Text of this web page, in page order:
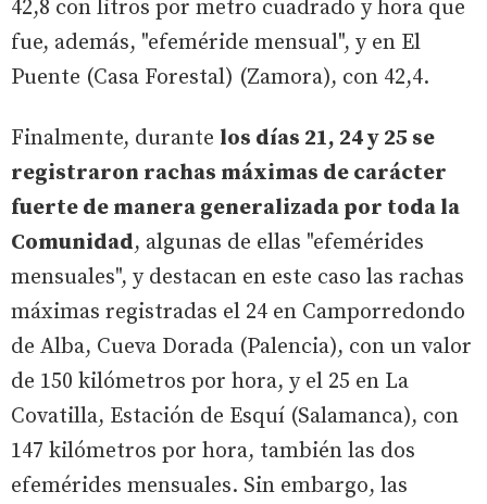
42,8 con litros por metro cuadrado y hora que
fue, además, "efeméride mensual", y en El
Puente (Casa Forestal) (Zamora), con 42,4.
Finalmente, durante los días 21, 24 y 25 se
registraron rachas máximas de carácter
fuerte de manera generalizada por toda la
Comunidad, algunas de ellas "efemérides
mensuales", y destacan en este caso las rachas
máximas registradas el 24 en Camporredondo
de Alba, Cueva Dorada (Palencia), con un valor
de 150 kilómetros por hora, y el 25 en La
Covatilla, Estación de Esquí (Salamanca), con
147 kilómetros por hora, también las dos
efemérides mensuales. Sin embargo, las